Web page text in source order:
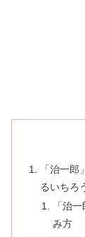
「治一
るいちろ
「治
み方